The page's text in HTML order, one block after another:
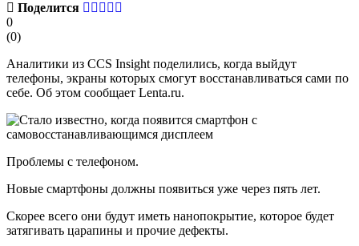
Поделится
0
(0)
Аналитики из CCS Insight поделились, когда выйдут
телефоны, экраны которых смогут восстанавливаться сами по
себе. Об этом сообщает Lenta.ru.
Проблемы с телефоном.
Новые смартфоны должны появиться уже через пять лет.
Скорее всего они будут иметь нанопокрытие, которое будет
затягивать царапины и прочие дефекты.